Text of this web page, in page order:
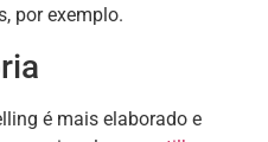
por exemplo.
é mais elaborado e